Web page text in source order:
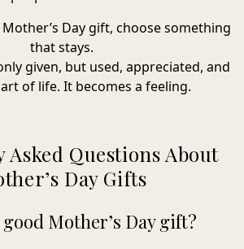
Day gift, choose something
that stays.
given, but used, appreciated, and
of life. It becomes a feeling.
Asked Questions About
Day Gifts
Mother’s Day gift?